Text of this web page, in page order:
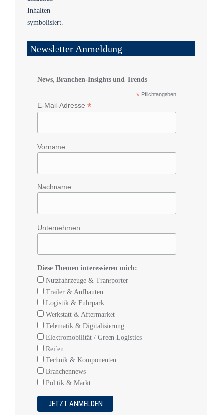
Newsletter Anmeldung
News, Branchen-Insights und Trends
* Pflichtangaben
E-Mail-Adresse *
Vorname
Nachname
Unternehmen
Diese Themen interessieren mich:
Nutzfahrzeuge & Transporter
Trailer & Aufbauten
Logistik & Fuhrpark
Werkstatt & Aftermarket
Telematik & Digitalisierung
Elektromobilität / Green Logistics
Reifen
Technik & Komponenten
Branchennews
Politik & Markt